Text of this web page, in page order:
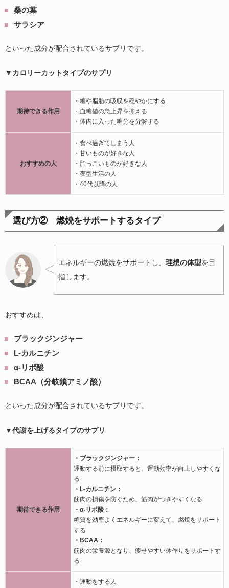
桑の葉
サラシア
といった成分が配合されているサプリです。
▼カロリーカットタイプのサプリ
期待できる作用
・糖や脂肪の吸収を穏やかにする
・血糖値の急上昇を抑える
・体内に入った糖分を分解する
おすすめの人
・食べ過ぎてしまう人
・甘いものが好きな人
・脂っこいものが好きな人
・夜型生活の人
・40代以降の人
選び方② 燃焼をサポートするタイプ
エネルギーの燃焼をサポートし、 理想の体型を目
指します。
おすすめは、
ブラックジンジャー
L-カルニチン
α-リポ酸
BCAA（分岐鎖アミノ酸）
といった成分が配合されているサプリです。
▼代謝を上げるタイプのサプリ
期待できる作用
・ブラックジンジャー：
運動する前に摂取すると、運動効率が向上しやすくな
る
・L-カルニチン：
筋肉の損傷を防ぐため、筋肉がつきやすくなる
・α-リポ酸：
糖質を効率よくエネルギーに変えて、燃焼をサポート
する
・BCAA：
筋肉の栄養源となり、痩せやすい体作りをサポートす
る
・運動をする人